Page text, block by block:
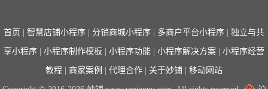
首页 智慧店铺小程序 分销商城小程序 多商户平台小程序 独立与共
享小程序 小程序制作模板 小程序功能 小程序解决方案 小程序经营
教程 商家案例 代理合作 关于妙铺 移动网站